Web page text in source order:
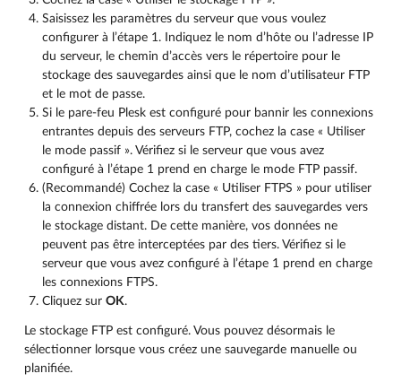
Saisissez les paramètres du serveur que vous voulez
configurer à l’étape 1. Indiquez le nom d’hôte ou l’adresse IP
du serveur, le chemin d’accès vers le répertoire pour le
stockage des sauvegardes ainsi que le nom d’utilisateur FTP
et le mot de passe.
Si le pare-feu Plesk est configuré pour bannir les connexions
entrantes depuis des serveurs FTP, cochez la case « Utiliser
le mode passif ». Vérifiez si le serveur que vous avez
configuré à l’étape 1 prend en charge le mode FTP passif.
(Recommandé) Cochez la case « Utiliser FTPS » pour utiliser
la connexion chiffrée lors du transfert des sauvegardes vers
le stockage distant. De cette manière, vos données ne
peuvent pas être interceptées par des tiers. Vérifiez si le
serveur que vous avez configuré à l’étape 1 prend en charge
les connexions FTPS.
Cliquez sur OK.
Le stockage FTP est configuré. Vous pouvez désormais le
sélectionner lorsque vous créez une sauvegarde manuelle ou
planifiée.